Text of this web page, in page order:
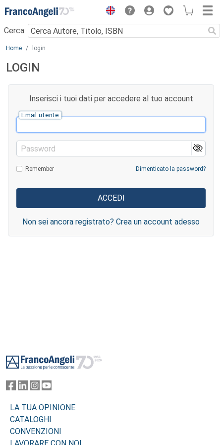
Menu
Cerca:
Main content
Home login
LOGIN
Inserisci i tuoi dati per accedere al tuo account
Email utente
Password
Remember Dimenticato la password?
Non sei ancora registrato? Crea un account adesso
LA TUA OPINIONE
CATALOGHI
CONVENZIONI